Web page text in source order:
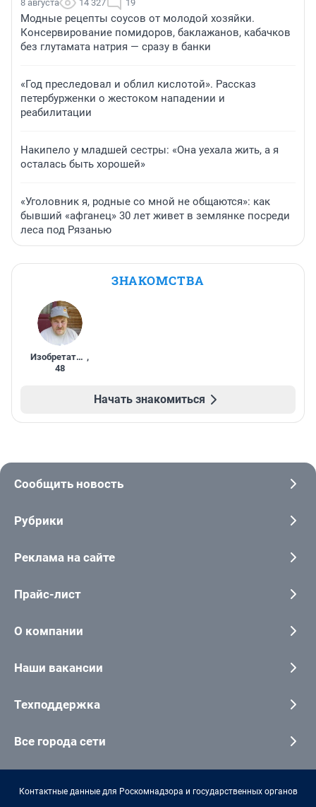
8 августа 14 327 19
Модные рецепты соусов от молодой хозяйки.
Консервирование помидоров, баклажанов, кабачков
без глутамата натрия — сразу в банки
«Год преследовал и облил кислотой». Рассказ
петербурженки о жестоком нападении и
реабилитации
Накипело у младшей сестры: «Она уехала жить, а я
осталась быть хорошей»
«Уголовник я, родные со мной не общаются»: как
бывший «афганец» 30 лет живет в землянке посреди
леса под Рязанью
ЗНАКОМСТВА
Изобретатель ,
48
Начать знакомиться
Сообщить новость
Рубрики
Реклама на сайте
Прайс-лист
О компании
Наши вакансии
Техподдержка
Все города сети
Контактные данные для Роскомнадзора и государственных органов